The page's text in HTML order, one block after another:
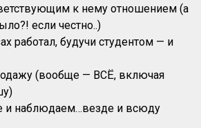
к нему отношением (а
если честно..)
работал, будучи студентом — и
(вообще — ВСЁ, включая
и наблюдаем…везде и всюду